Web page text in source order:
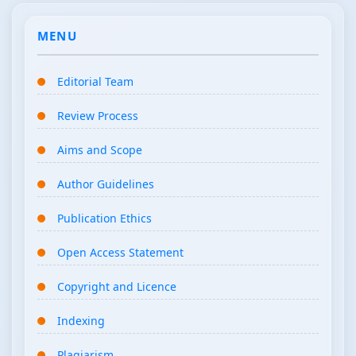
MENU
Editorial Team
Review Process
Aims and Scope
Author Guidelines
Publication Ethics
Open Access Statement
Copyright and Licence
Indexing